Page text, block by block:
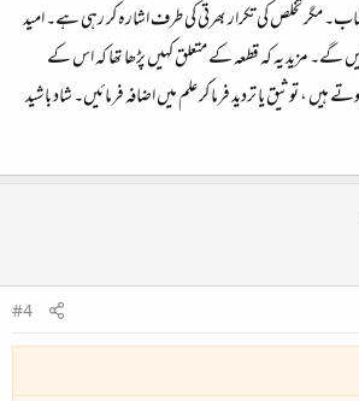
مگر تخلص کی تکرار بھرتی کی طرف اشارہ کر رہی ہے۔ امید
گے۔ مزید یہ کہ قطعہ کے متعلق کہیں پڑھا تھا کہ اس کے
توثیق یا تردید فرما کر علم میں اضافہ فرمائیں۔ شاد باشید
#4